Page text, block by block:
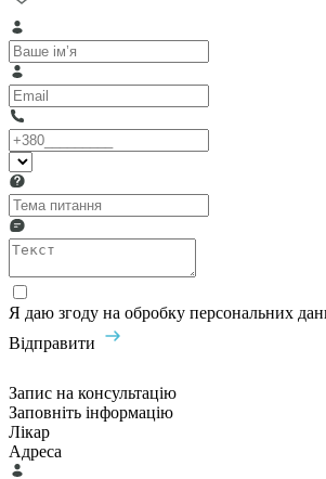
Я даю згоду на обробку персональних
Відправити
Запис на консультацію
Заповніть інформацію
Лікар
Адреса